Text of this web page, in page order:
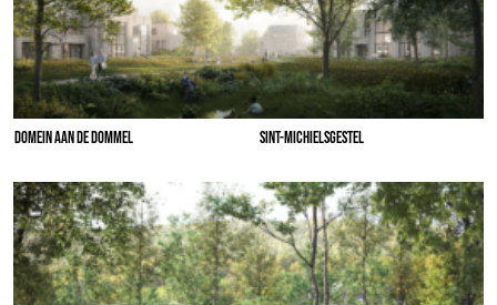
DOMEIN AAN DE DOMMEL SINT-MICHIELSGESTEL